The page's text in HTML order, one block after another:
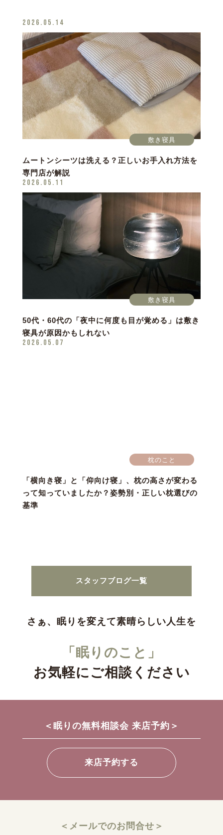
2026.05.14
敷き寝具
ムートンシーツは洗える？正しいお手入れ方法を
専門店が解説
2026.05.11
敷き寝具
50代・60代の「夜中に何度も目が覚める」は敷き
寝具が原因かもしれない
2026.05.07
枕のこと
「横向き寝」と「仰向け寝」、枕の高さが変わる
って知っていましたか？姿勢別・正しい枕選びの
基準
スタッフブログ一覧
さぁ、眠りを変えて素晴らしい人生を
「眠りのこと」
お気軽にご相談ください
＜眠りの無料相談会 来店予約＞
来店予約する
＜メールでのお問合せ＞